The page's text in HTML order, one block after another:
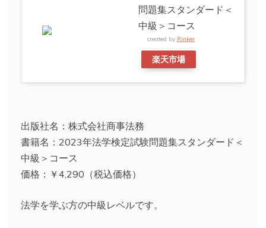
問題集スタンダード＜
中級＞コース
created by Rinker
楽天市場
出版社名：株式会社商事法務
書籍名：2023年法学検定試験問題集スタンダード＜
中級＞コース
価格：￥4,290（税込価格）
法学を学ぶ方の中級レベルです。